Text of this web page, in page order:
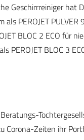
Geschirrreiniger hat
als PEROJET PULVER
BLOC 2 ECO für
PEROJET BLOC 3
Corona-Zeiten ihr